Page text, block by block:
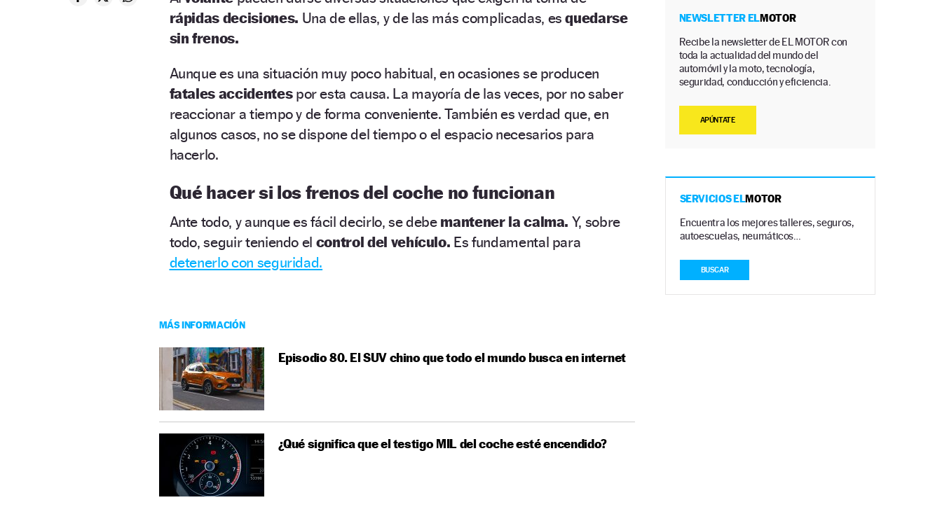
rápidas decisiones. Una de ellas, y de las más complicadas, esquedarse
sin frenos.
Aunque es una situación muy poco habitual, en ocasiones se producen
fatales accidentespor esta causa. La mayoría de las veces, por no saber
reaccionar a tiempo y de forma conveniente. También es verdad que, en
algunos casos, no se dispone del tiempo o el espacio necesarios para
hacerlo.
Qué hacer si los frenos del coche no funcionan
Ante todo, y aunque es fácil decirlo, se debe mantener la calma. Y, sobre
todo, seguir teniendo el control del vehículo. Es fundamental para
detenerlo con seguridad.
MÁS INFORMACIÓN
Episodio 80. El SUV chino que todo el mundo busca en internet
¿Qué significa que el testigo MIL del coche esté encendido?
NEWSLETTER ELMOTOR
Recibe la newsletter de EL MOTOR con
toda la actualidad del mundo del
automóvil y la moto, tecnología,
seguridad, conducción y eficiencia.
APÚNTATE
SERVICIOS ELMOTOR
Encuentra los mejores talleres, seguros,
autoescuelas, neumáticos…
BUSCAR